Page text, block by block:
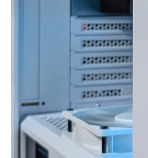
症状や再現性、原因の特定
次第によるとは思います
が、修理の過程で判明した
二次的な不具合があったに
も関わらず圧倒的なスピー
ド感で連休に間に合わせて
いただいたことに感謝しか
(こちらから急いで欲しいと
依頼したわけではなかった
のですが、顧客の心境を察
した対応力、そのホスピタ
リティの高さにも感動)